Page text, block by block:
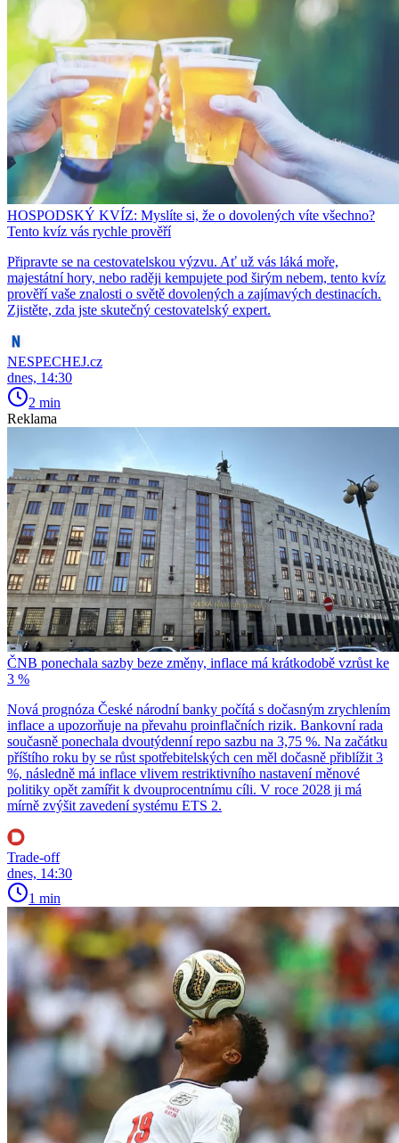
HOSPODSKÝ KVÍZ: Myslíte si, že o dovolených víte všechno?
Tento kvíz vás rychle prověří
Připravte se na cestovatelskou výzvu. Ať už vás láká moře,
majestátní hory, nebo raději kempujete pod širým nebem, tento kvíz
prověří vaše znalosti o světě dovolených a zajímavých destinacích.
Zjistěte, zda jste skutečný cestovatelský expert.
NESPECHEJ.cz
dnes, 14:30
2 min
Reklama
ČNB ponechala sazby beze změny, inflace má krátkodobě vzrůst ke
3 %
Nová prognóza České národní banky počítá s dočasným zrychlením
inflace a upozorňuje na převahu proinflačních rizik. Bankovní rada
současně ponechala dvoutýdenní repo sazbu na 3,75 %. Na začátku
příštího roku by se růst spotřebitelských cen měl dočasně přiblížit 3
%, následně má inflace vlivem restriktivního nastavení měnové
politiky opět zamířit k dvouprocentnímu cíli. V roce 2028 ji má
mírně zvýšit zavedení systému ETS 2.
Trade-off
dnes, 14:30
1 min